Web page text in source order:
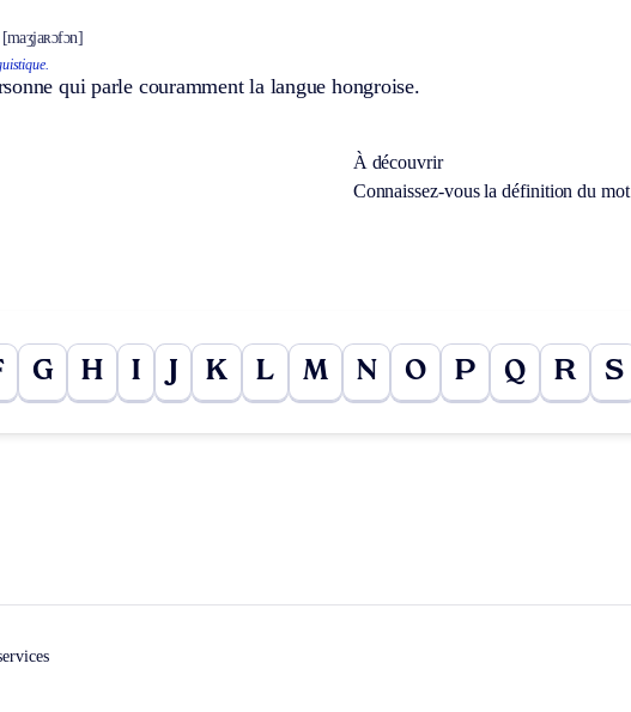
[maʒjaʀɔfɔn]
qui parle couramment la langue hongroise.
À découvrir
Connaissez-vous la définition du mot
G H I J K L M N O P Q R S